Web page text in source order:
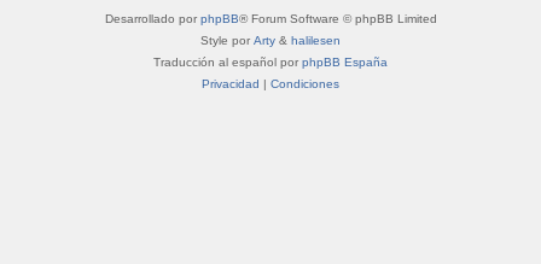
Desarrollado por phpBB® Forum Software © phpBB Limited
Style por Arty & halilesen
Traducción al español por phpBB España
Privacidad | Condiciones